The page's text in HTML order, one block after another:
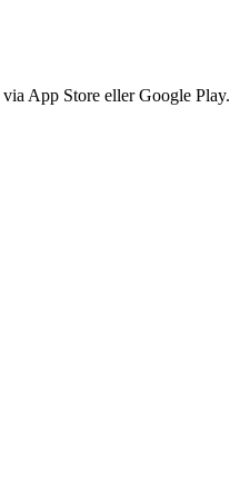
App Store eller Google Play.